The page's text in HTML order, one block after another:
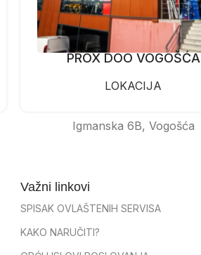
PROX DOO VOGOŠĆA
LOKACIJA
Igmanska 6B, Vogošća
Važni linkovi
SPISAK OVLAŠTENIH SERVISA
KAKO NARUČITI?